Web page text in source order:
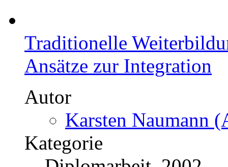
Traditionelle
Ansätze zur Integration
Autor
Karsten Naumann
Kategorie